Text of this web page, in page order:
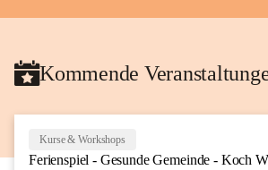
Kommende
Kurse & Workshops
Ferienspiel - Gesunde Gemeinde - Koch